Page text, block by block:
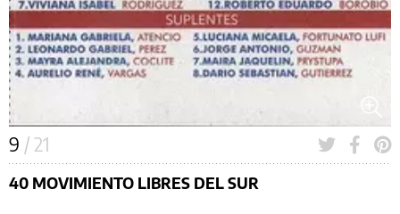
9 / 21
40 MOVIMIENTO LIBRES DEL SUR